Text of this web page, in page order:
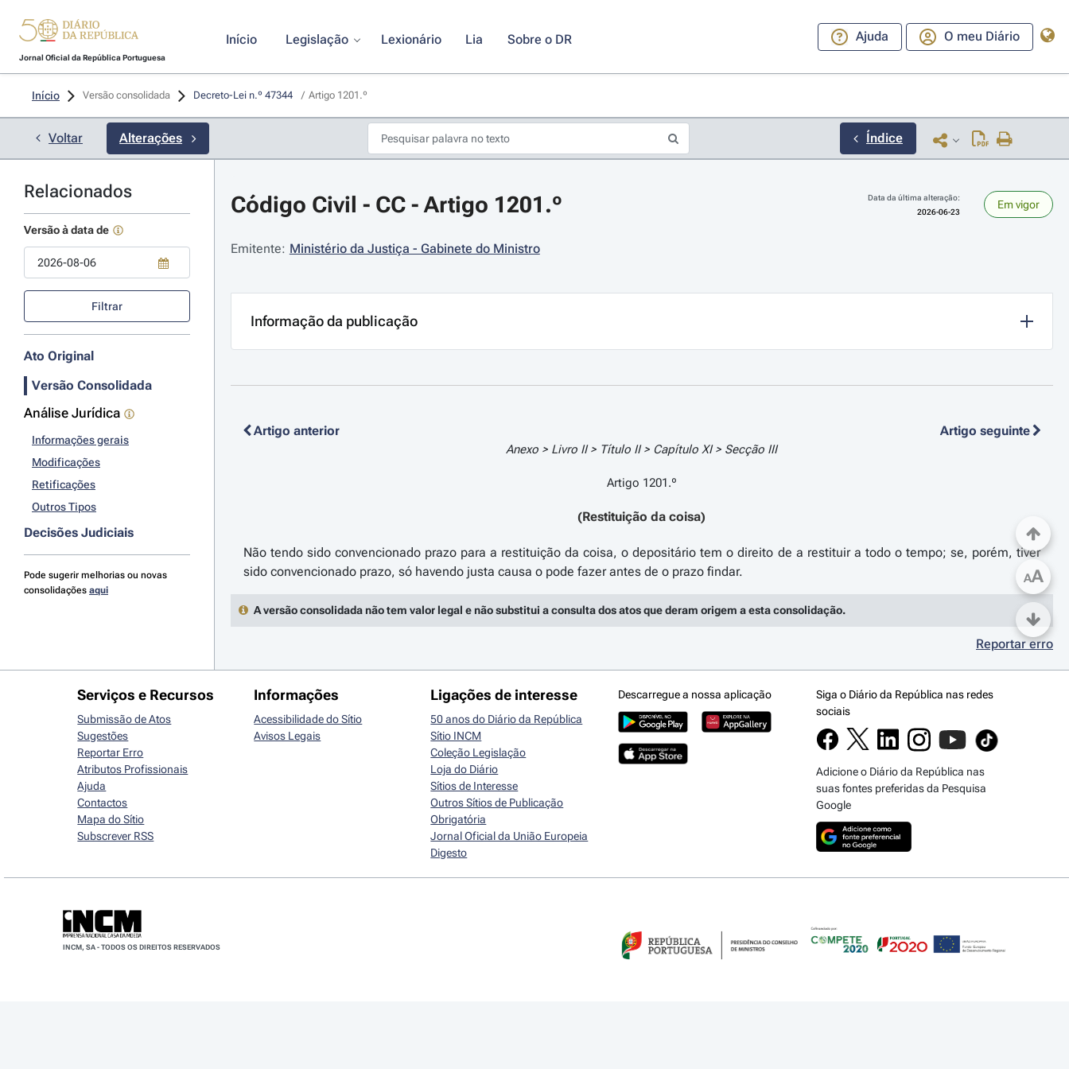
Jornal Oficial da República Portuguesa
Início Legislação Lexionário Lia Sobre o DR Ajuda O meu Diário
Início Versão consolidada Decreto-Lei n.º 47344 / Artigo 1201.º
Voltar Alterações Índice
Relacionados
Versão à data de
Filtrar
Ato Original
Versão Consolidada
Análise Jurídica
Informações gerais
Modificações
Retificações
Outros Tipos
Decisões Judiciais
Pode sugerir melhorias ou novas
consolidações aqui
Código Civil - CC - Artigo 1201.º
Data da última alteração:
2026-06-23
Em vigor
Emitente: Ministério da Justiça - Gabinete do Ministro
Informação da publicação
Artigo anterior Artigo seguinte
Anexo > Livro II > Título II > Capítulo XI > Secção III
Artigo 1201.º
(Restituição da coisa)
Não tendo sido convencionado prazo para a restituição da coisa, o depositário tem o direito de a restituir a todo o tempo; se, porém, tiver
A versão consolidada não tem valor legal e não substitui a consulta dos atos que deram origem a esta consolidação.
Reportar erro
AA
Serviços e Recursos
Submissão de Atos
Sugestões
Reportar Erro
Atributos Profissionais
Ajuda
Contactos
Mapa do Sítio
Subscrever RSS
Informações
Acessibilidade do Sítio
Avisos Legais
Ligações de interesse
50 anos do Diário da República
Sítio INCM
Coleção Legislação
Loja do Diário
Sítios de Interesse
Outros Sítios de Publicação
Obrigatória
Jornal Oficial da União Europeia
Digesto
Descarregue a nossa aplicação
Siga o Diário da República nas redes
sociais
Adicione o Diário da República nas
suas fontes preferidas da Pesquisa
Google
INCM, SA - TODOS OS DIREITOS RESERVADOS